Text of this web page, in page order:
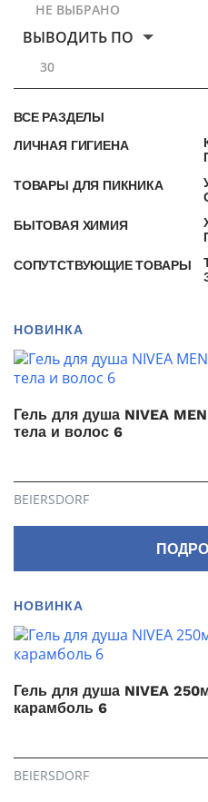
НЕ ВЫБРАНО
ВЫВОДИТЬ ПО
30
ВСЕ РАЗДЕЛЫ
ЛИЧНАЯ ГИГИЕНА
ТОВАРЫ ДЛЯ ПИКНИКА
БЫТОВАЯ ХИМИЯ
СОПУТСТВУЮЩИЕ ТОВАРЫ
НОВИНКА
Гель для душа NIVEA
тела и волос 6
BEIERSDORF
НОВИНКА
Гель для душа NIVEA
карамболь 6
BEIERSDORF